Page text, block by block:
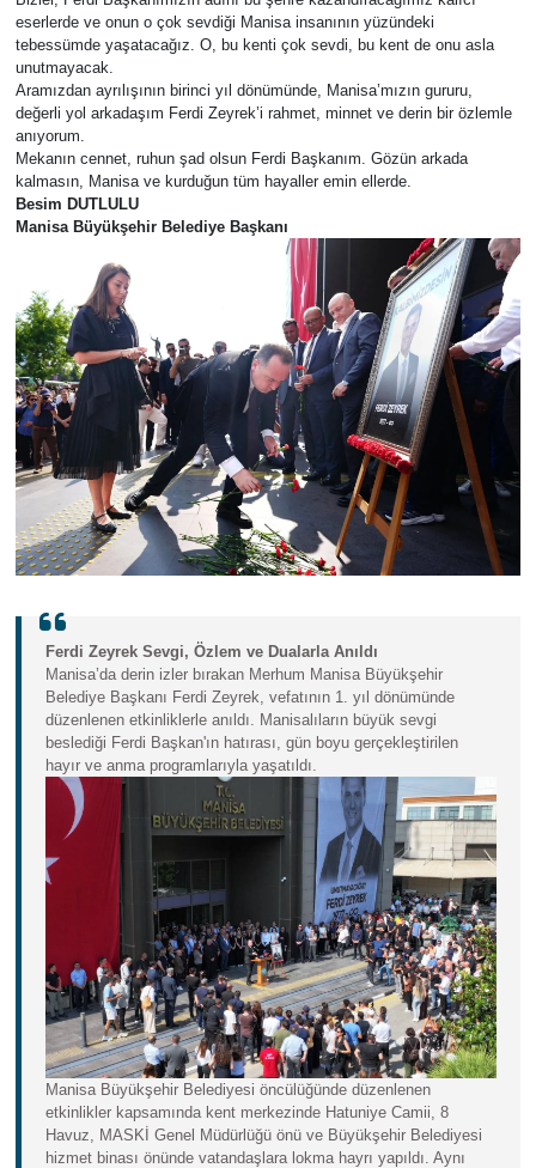
eserlerde ve onun o çok sevdiği Manisa insanının yüzündeki
tebessümde yaşatacağız. O, bu kenti çok sevdi, bu kent de onu asla
unutmayacak.
​Aramızdan ayrılışının birinci yıl dönümünde, Manisa’mızın gururu,
değerli yol arkadaşım Ferdi Zeyrek’i rahmet, minnet ve derin bir özlemle
anıyorum.
​Mekanın cennet, ruhun şad olsun Ferdi Başkanım. Gözün arkada
kalmasın, Manisa ve kurduğun tüm hayaller emin ellerde.
​Besim DUTLULU
Manisa Büyükşehir Belediye Başkanı
Ferdi Zeyrek Sevgi, Özlem ve Dualarla Anıldı
Manisa’da derin izler bırakan Merhum Manisa Büyükşehir
Belediye Başkanı Ferdi Zeyrek, vefatının 1. yıl dönümünde
düzenlenen etkinliklerle anıldı. Manisalıların büyük sevgi
beslediği Ferdi Başkan'ın hatırası, gün boyu gerçekleştirilen
hayır ve anma programlarıyla yaşatıldı.
Manisa Büyükşehir Belediyesi öncülüğünde düzenlenen
etkinlikler kapsamında kent merkezinde Hatuniye Camii, 8
Havuz, MASKİ Genel Müdürlüğü önü ve Büyükşehir Belediyesi
hizmet binası önünde vatandaşlara lokma hayrı yapıldı. Aynı